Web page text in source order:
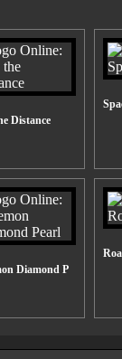
Distance
Diamond P